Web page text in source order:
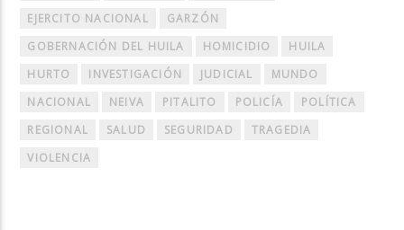
EJERCITO NACIONAL
GARZÓN
GOBERNACIÓN DEL HUILA
HOMICIDIO
HUILA
HURTO
INVESTIGACIÓN JUDICIAL
MUNDO
NACIONAL
NEIVA PITALITO POLICÍA
POLÍTICA
REGIONAL
SALUD SEGURIDAD
TRAGEDIA
VIOLENCIA